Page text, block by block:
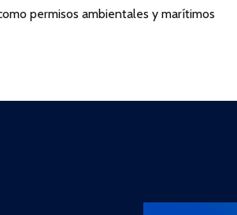
permisos ambientales y marítimos